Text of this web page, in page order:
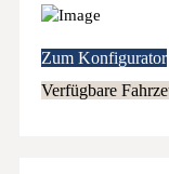
Zum Konfigurator
Verfügbare